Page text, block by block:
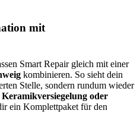
mit
Smart Repair gleich mit einer
kombinieren. So sieht dein
Stelle, sondern rundum wieder
oder
ein Komplettpaket für den